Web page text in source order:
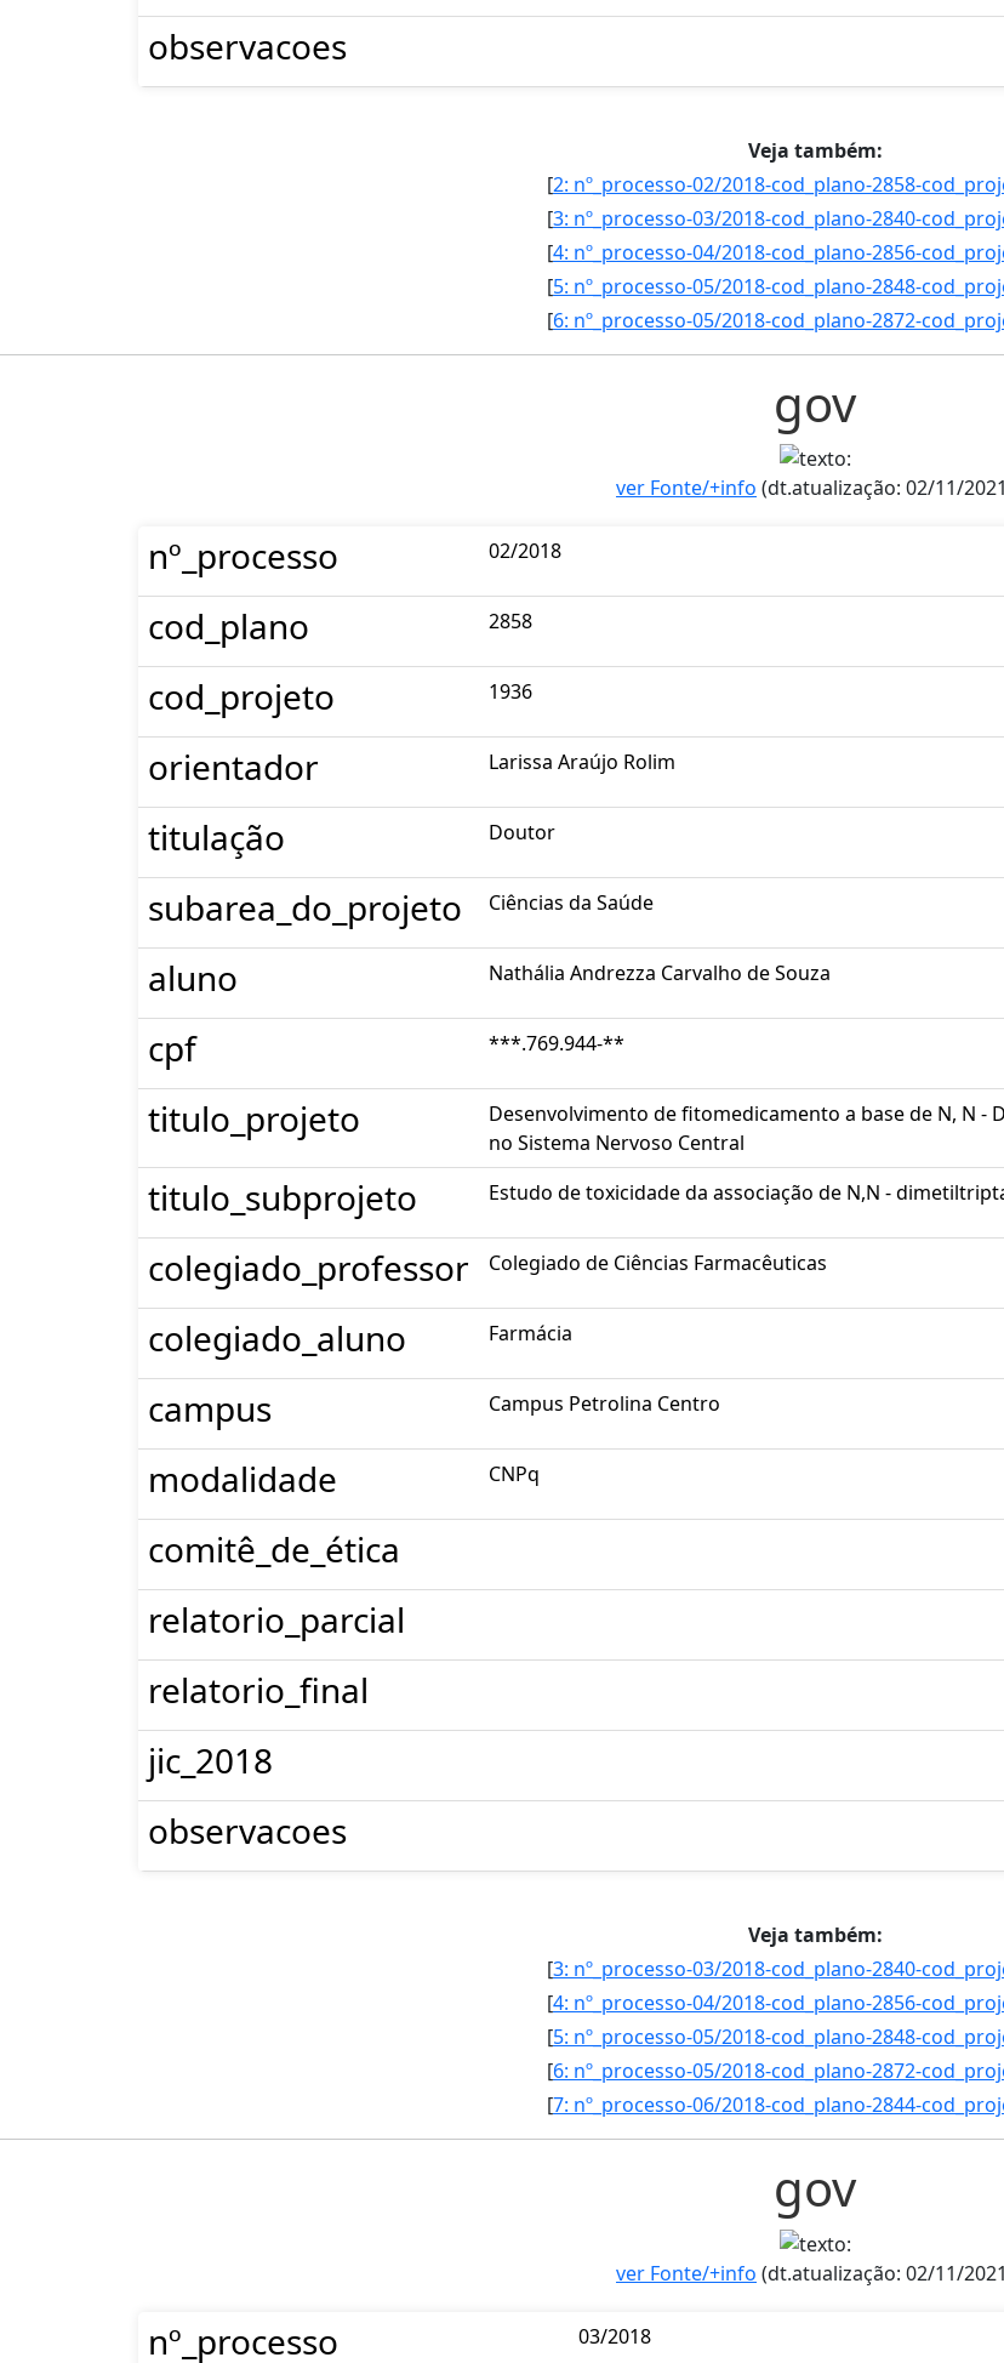
observacoes
Veja também:
[
[
[
[
[
gov
ver Fonte/+info (dt.atualização: 02/11/
nº_processo 02/2018
cod_plano 2858
cod_projeto 1936
orientador Larissa Araújo Rolim
titulação Doutor
subarea_do_projeto Ciências da Saúde
aluno Nathália Andrezza Carvalho de Souza
cpf ***.769.944-**
titulo_projeto
Desenvolvimento de fitomedicamento a base de N, N
no Sistema Nervoso Central
titulo_subprojeto Estudo de toxicidade da associação de N,N -
colegiado_professor Colegiado de Ciências Farmacêuticas
colegiado_aluno Farmácia
campus Campus Petrolina Centro
modalidade CNPq
comitê_de_ética
relatorio_parcial
relatorio_final
jic_2018
observacoes
Veja também:
[
[
[
[
[
gov
ver Fonte/+info (dt.atualização: 02/11/
nº_processo 03/2018